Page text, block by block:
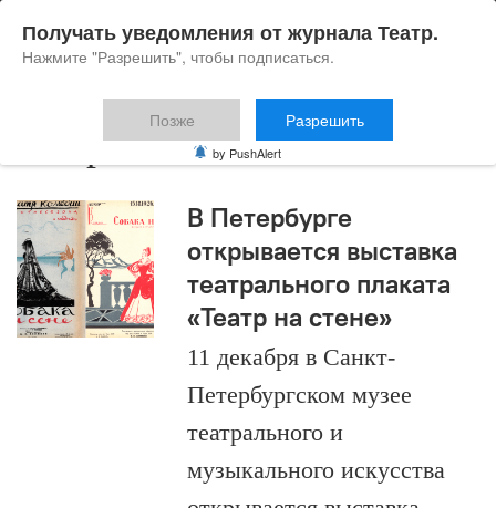
театральный плакат
В Петербурге
открывается выставка
театрального плаката
«Театр на стене»
11 декабря в Санкт-
Петербургском музее
театрального и
музыкального искусства
Получать уведомления от журнала Театр.
Нажмите "Разрешить", чтобы подписаться.
Позже Разрешить
by PushAlert